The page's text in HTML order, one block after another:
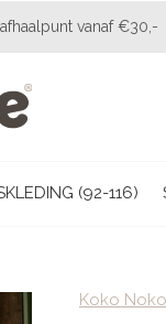
(92-116)
vanaf €30,-
Koko Noko